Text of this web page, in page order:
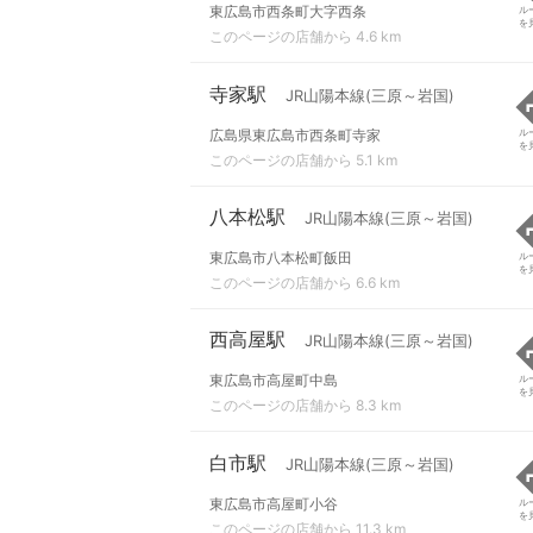
東広島市西条町大字西条
このページの店舗から 4.6 km
ル
を
寺家駅 JR山陽本線(三原～岩国)
広島県東広島市西条町寺家
このページの店舗から 5.1 km
ル
を
八本松駅 JR山陽本線(三原～岩国)
東広島市八本松町飯田
このページの店舗から 6.6 km
ル
を
西高屋駅 JR山陽本線(三原～岩国)
東広島市高屋町中島
このページの店舗から 8.3 km
ル
を
白市駅 JR山陽本線(三原～岩国)
東広島市高屋町小谷
このページの店舗から 11.3 km
ル
を